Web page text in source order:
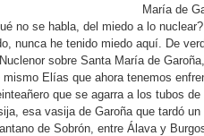
María de
no se habla, del miedo a lo
nunca he tenido miedo aquí. De
sobre Santa María de
Elías que ahora tenemos
que se agarra a los tubos
esa vasija de Garoña que tardó
de Sobrón, entre Álava y